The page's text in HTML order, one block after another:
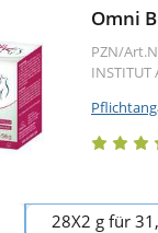
Omni
PZN/
28X2 g für